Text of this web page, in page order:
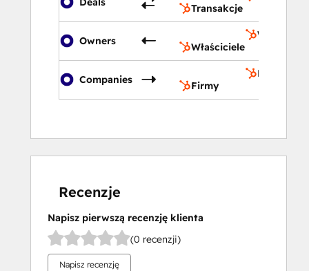
Transakcje
Owners
Właściciele
Companies
Firmy
Firmy
Recenzje
Napisz pierwszą recenzję klienta
(0 recenzji)
Napisz recenzję